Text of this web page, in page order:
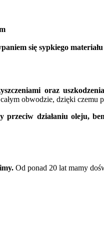
się sypkiego
oraz
obwodzie, dzięki czemu
działaniu oleju,
Od ponad 20 lat mamy